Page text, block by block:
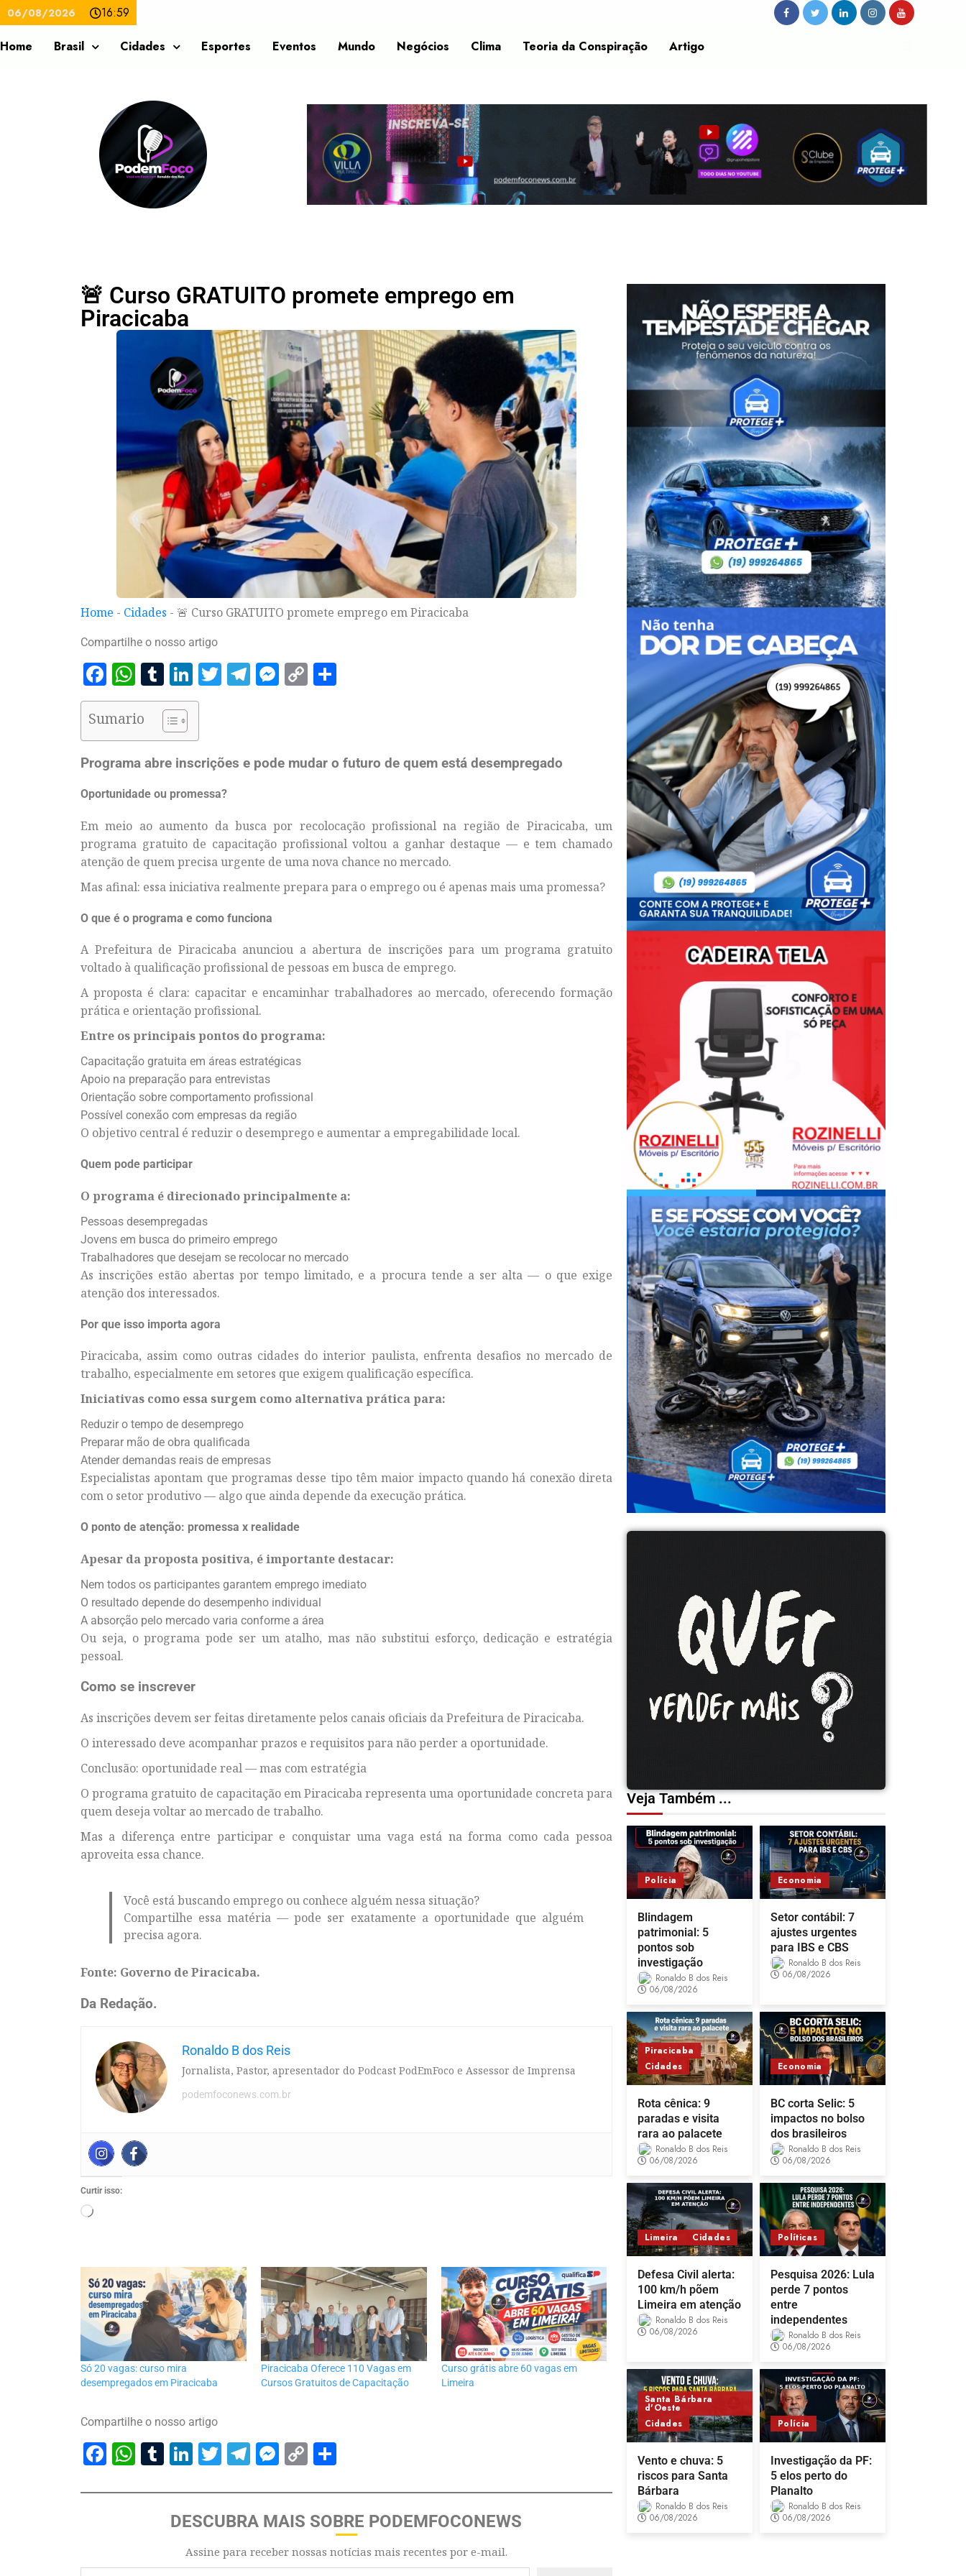
06/08/2026 16:59
Home Brasil Cidades Esportes Eventos Mundo Negócios Clima Teoria da Conspiração Artigo
🚨 Curso GRATUITO promete emprego em
Piracicaba
Home - Cidades - 🚨 Curso GRATUITO promete emprego em Piracicaba
Compartilhe o nosso artigo
Facebook
WhatsApp
Tumblr
LinkedIn
Twitter
Telegram
Messenger
Copy
Sumario
Programa abre inscrições e pode mudar o futuro de quem está desempregado
Oportunidade ou promessa?
Em meio ao aumento da busca por recolocação profissional na região de Piracicaba, um
programa gratuito de capacitação profissional voltou a ganhar destaque — e tem chamado
atenção de quem precisa urgente de uma nova chance no mercado.
Mas afinal: essa iniciativa realmente prepara para o emprego ou é apenas mais uma promessa?
O que é o programa e como funciona
A Prefeitura de Piracicaba anunciou a abertura de inscrições para um programa gratuito
voltado à qualificação profissional de pessoas em busca de emprego.
A proposta é clara: capacitar e encaminhar trabalhadores ao mercado, oferecendo formação
prática e orientação profissional.
Entre os principais pontos do programa:
Capacitação gratuita em áreas estratégicas
Apoio na preparação para entrevistas
Orientação sobre comportamento profissional
Possível conexão com empresas da região
O objetivo central é reduzir o desemprego e aumentar a empregabilidade local.
Quem pode participar
O programa é direcionado principalmente a:
Pessoas desempregadas
Jovens em busca do primeiro emprego
Trabalhadores que desejam se recolocar no mercado
As inscrições estão abertas por tempo limitado, e a procura tende a ser alta — o que exige
atenção dos interessados.
Por que isso importa agora
Piracicaba, assim como outras cidades do interior paulista, enfrenta desafios no mercado de
trabalho, especialmente em setores que exigem qualificação específica.
Iniciativas como essa surgem como alternativa prática para:
Reduzir o tempo de desemprego
Preparar mão de obra qualificada
Atender demandas reais de empresas
Especialistas apontam que programas desse tipo têm maior impacto quando há conexão direta
com o setor produtivo — algo que ainda depende da execução prática.
O ponto de atenção: promessa x realidade
Apesar da proposta positiva, é importante destacar:
Nem todos os participantes garantem emprego imediato
O resultado depende do desempenho individual
A absorção pelo mercado varia conforme a área
Ou seja, o programa pode ser um atalho, mas não substitui esforço, dedicação e estratégia
pessoal.
Como se inscrever
As inscrições devem ser feitas diretamente pelos canais oficiais da Prefeitura de Piracicaba.
O interessado deve acompanhar prazos e requisitos para não perder a oportunidade.
Conclusão: oportunidade real — mas com estratégia
O programa gratuito de capacitação em Piracicaba representa uma oportunidade concreta para
quem deseja voltar ao mercado de trabalho.
Mas a diferença entre participar e conquistar uma vaga está na forma como cada pessoa
aproveita essa chance.
Você está buscando emprego ou conhece alguém nessa situação?
Compartilhe essa matéria — pode ser exatamente a oportunidade que alguém
precisa agora.
Fonte: Governo de Piracicaba.
Da Redação.
Ronaldo B dos Reis
Jornalista, Pastor, apresentador do Podcast PodEmFoco e Assessor de Imprensa
podemfoconews.com.br
Curtir isso:
Só 20 vagas: curso mira
desempregados em Piracicaba
Piracicaba Oferece 110 Vagas em
Cursos Gratuitos de Capacitação
Curso grátis abre 60 vagas em
Limeira
Compartilhe o nosso artigo
Facebook
WhatsApp
Tumblr
LinkedIn
Twitter
Telegram
Messenger
Copy
DESCUBRA MAIS SOBRE PODEMFOCONEWS
Assine para receber nossas notícias mais recentes por e-mail.
Veja Também ...
Polícia
Blindagem
patrimonial: 5
pontos sob
investigação
Ronaldo B dos Reis
06/08/2026
Economia
Setor contábil: 7
ajustes urgentes
para IBS e CBS
Ronaldo B dos Reis
06/08/2026
Piracicaba
Cidades
Rota cênica: 9
paradas e visita
rara ao palacete
Ronaldo B dos Reis
06/08/2026
Economia
BC corta Selic: 5
impactos no bolso
dos brasileiros
Ronaldo B dos Reis
06/08/2026
Limeira Cidades
Defesa Civil alerta:
100 km/h põem
Limeira em atenção
Ronaldo B dos Reis
06/08/2026
Políticas
Pesquisa 2026: Lula
perde 7 pontos
entre
independentes
Ronaldo B dos Reis
06/08/2026
Santa Bárbara
d'Oeste
Cidades
Vento e chuva: 5
riscos para Santa
Bárbara
Ronaldo B dos Reis
06/08/2026
Polícia
Investigação da PF:
5 elos perto do
Planalto
Ronaldo B dos Reis
06/08/2026